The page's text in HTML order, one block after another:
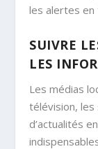
les alertes en
SUIVRE
LES
Les médias
télévision,
d’actualités